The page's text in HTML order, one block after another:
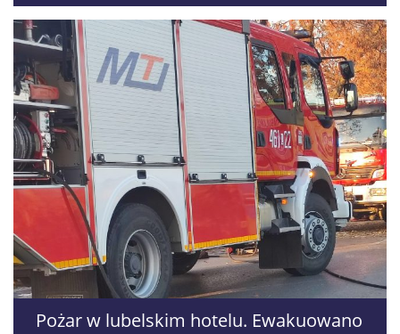
Lublin
Pożar w lubelskim hotelu. Ewakuowano